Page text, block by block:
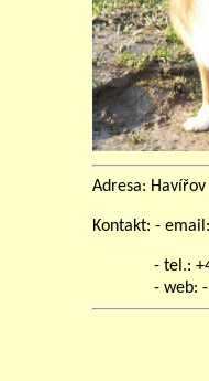
Adresa: Havířov
Kontakt: - email:
- tel.: +420
- web: -